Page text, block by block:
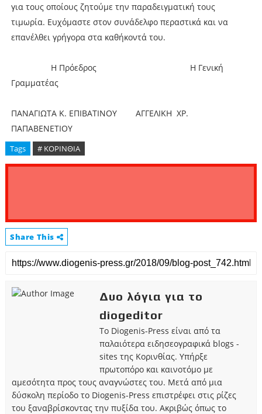
για τους οποίους ζητούμε την παραδειγματική τους
τιμωρία. Ευχόμαστε στον συνάδελφο περαστικά και να
επανέλθει γρήγορα στα καθήκοντά του.
Η Πρόεδρος Η Γενική
Γραμματέας
ΠΑΝΑΓΙΩΤΑ Κ. ΕΠΙΒΑΤΙΝΟΥ ΑΓΓΕΛΙΚΗ ΧΡ.
ΠΑΠΑΒΕΝΕΤΙΟΥ
Tags # ΚΟΡΙΝΘΙΑ
Share This
Δυο λόγια για το
diogeditor
Το Diogenis-Press είναι από τα
παλαιότερα ειδησεογραφικά blogs -
sites της Κορινθίας. Υπήρξε
πρωτοπόρο και καινοτόμο με
αμεσότητα προς τους αναγνώστες του. Μετά από μια
δύσκολη περίοδο το Diogenis-Press επιστρέφει στις ρίζες
του ξαναβρίσκοντας την πυξίδα του. Ακριβώς όπως το